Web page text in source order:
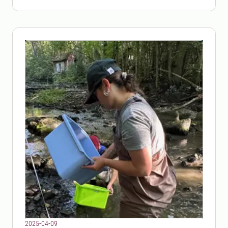
2025-04-09